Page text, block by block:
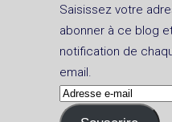
Saisissez votre
abonner à ce blog
notification de
email.
Adresse
e-